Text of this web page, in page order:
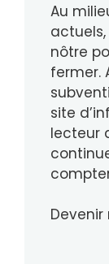
Au
nôtre
fermer.
site
lecteur